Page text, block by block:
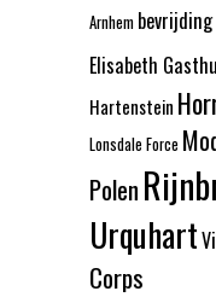
Arnhem bevrijding
Elisabeth
Hartenstein
Lonsdale Force
Polen
Urquhart
Corps